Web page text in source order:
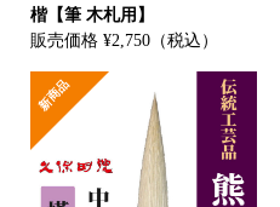
楷【筆 木札用】
販売価格 ¥2,750（税込）
新商品